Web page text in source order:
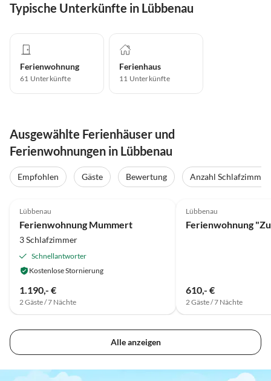
Typische Unterkünfte in Lübbenau
Ferienwohnung
61 Unterkünfte
Ferienhaus
11 Unterkünfte
Ausgewählte Ferienhäuser und
Ferienwohnungen in Lübbenau
Empfohlen Gäste Bewertung
Anzahl Schlafzimmer
Lübbenau
Ferienwohnung Mummert
3 Schlafzimmer
Schnellantworter
Kostenlose Stornierung
1.190,- €
2 Gäste / 7 Nächte
Lübbenau
610,- €
2 Gäste / 7 Nächte
Alle anzeigen